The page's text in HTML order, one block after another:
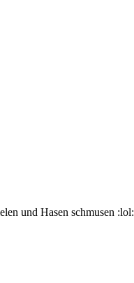
und Hasen schmusen :lol: